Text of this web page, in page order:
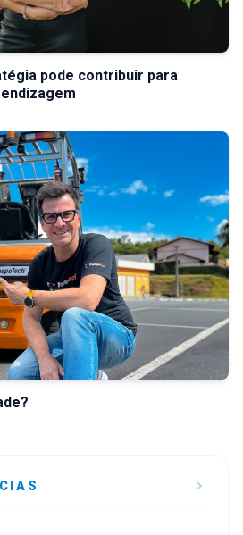
pode contribuir para